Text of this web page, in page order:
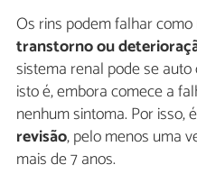
Os rins podem falhar
transtorno ou
sistema renal pode se
isto é, embora comece a
nenhum sintoma. Por isso,
revisão, pelo menos uma
mais de 7 anos.